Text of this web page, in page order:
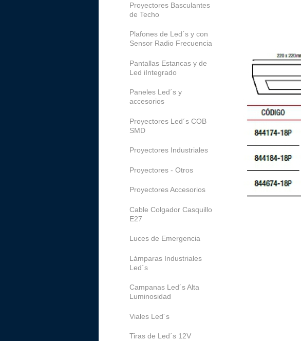
Proyectores Basculantes
de Techo
Plafones de Led´s y con
Sensor Radio Frecuencia
Pantallas Estancas y de
Led iIntegrado
Paneles Led´s y
accesorios
Proyectores Led´s COB
SMD
Proyectores Industriales
Proyectores - Otros
Proyectores Accesorios
Cable Colgador Casquillo
E27
Luces de Emergencia
Lámparas Industriales
Led´s
Campanas Led´s Alta
Luminosidad
Viales Led´s
Tiras de Led´s 12V